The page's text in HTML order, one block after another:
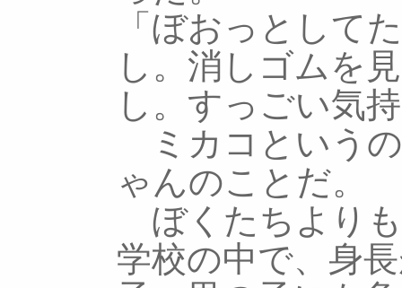
「ぼおっとして
し。消しゴムを
し。すっごい気
ミカコという
ゃんのことだ。
ぼくたちより
学校の中で、身